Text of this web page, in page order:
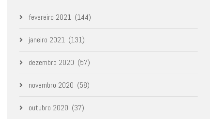
fevereiro 2021 (144)
janeiro 2021 (131)
dezembro 2020 (57)
novembro 2020 (58)
outubro 2020 (37)